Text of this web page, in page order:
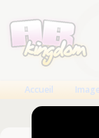
Accueil